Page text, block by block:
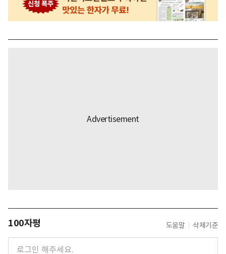
100자평 도움말 삭제기준